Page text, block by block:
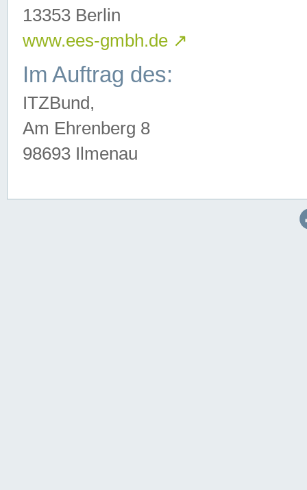
13353 Berlin
www.ees-gmbh.de ↗
Im Auftrag des:
ITZBund,
Am Ehrenberg 8
98693 Ilmenau